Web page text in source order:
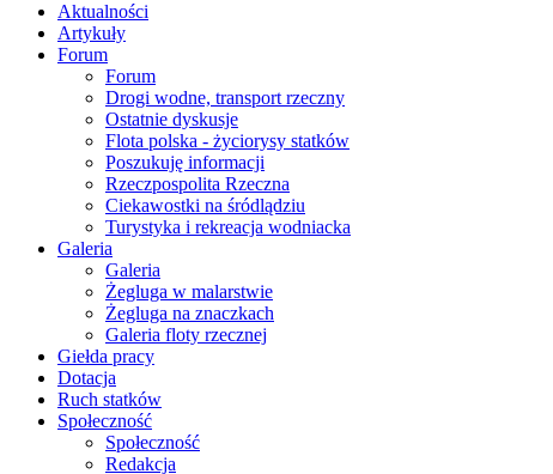
Aktualności
Artykuły
Forum
Forum
Drogi wodne, transport rzeczny
Ostatnie dyskusje
Flota polska - życiorysy statków
Poszukuję informacji
Rzeczpospolita Rzeczna
Ciekawostki na śródlądziu
Turystyka i rekreacja wodniacka
Galeria
Galeria
Żegluga w malarstwie
Żegluga na znaczkach
Galeria floty rzecznej
Giełda pracy
Dotacja
Ruch statków
Społeczność
Społeczność
Redakcja